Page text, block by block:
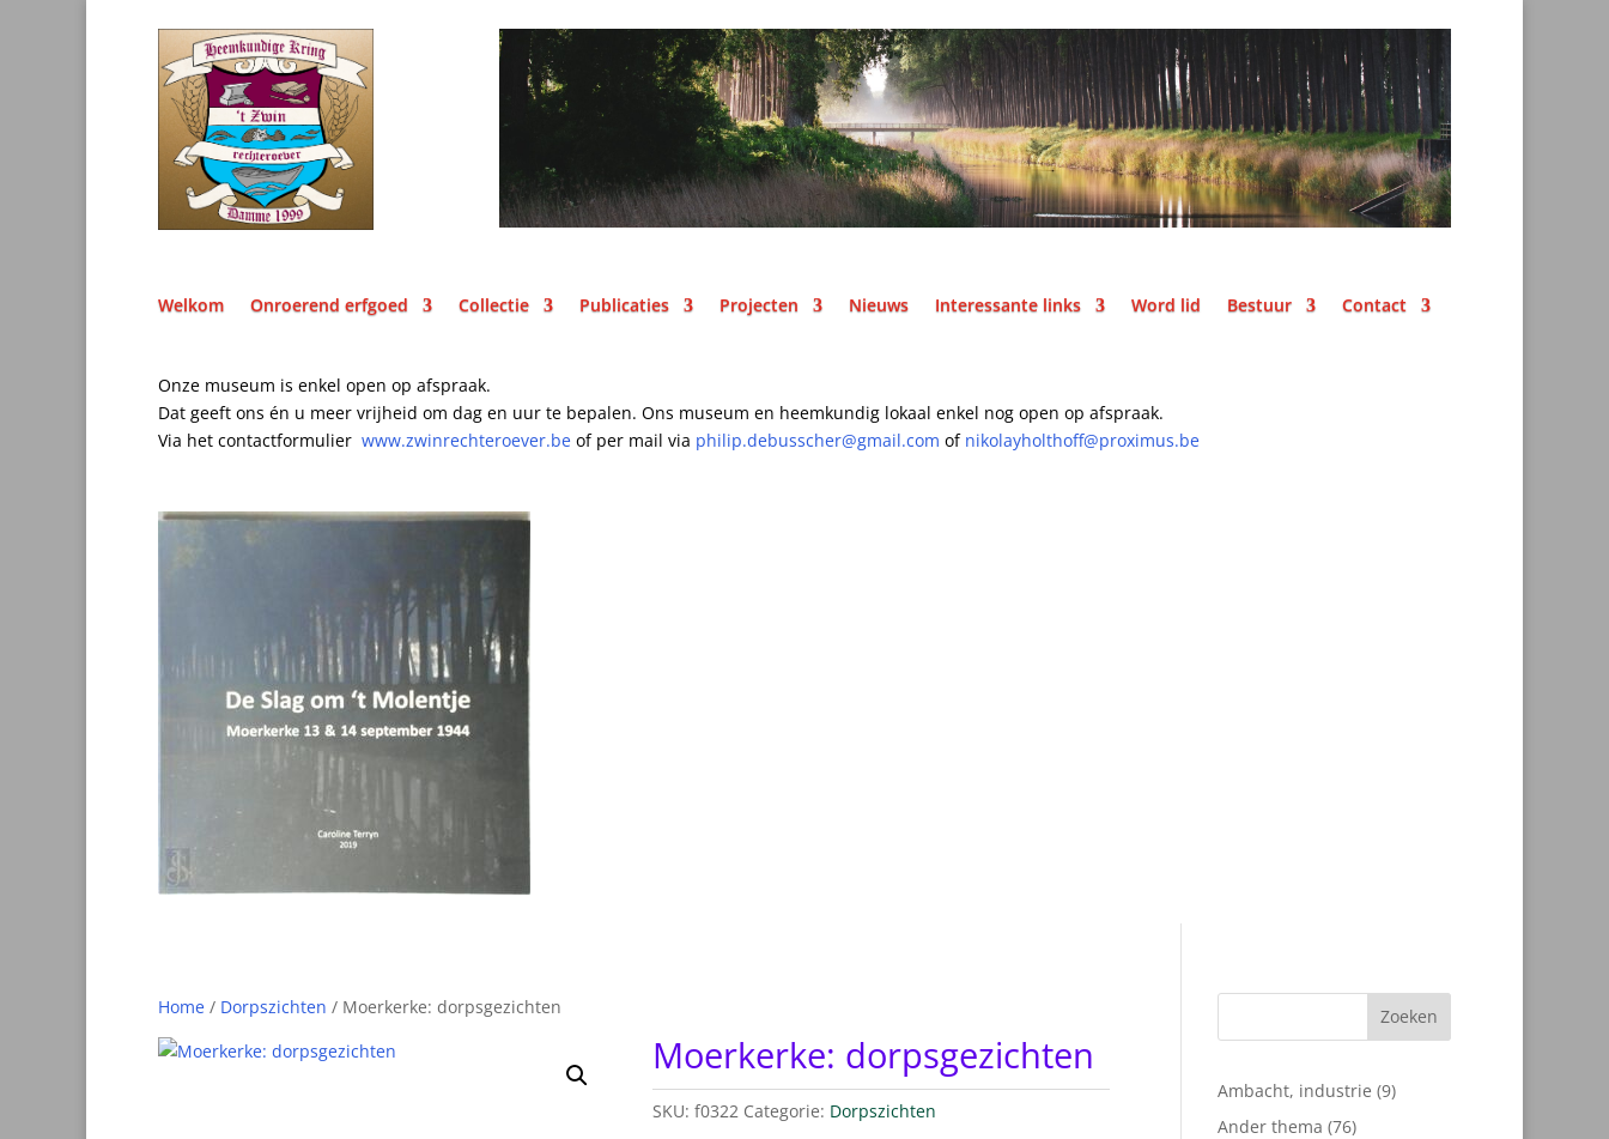
Welkom Onroerend erfgoed Collectie Publicaties Projecten Nieuws Interessante links Word lid Bestuur Contact
Onze museum is enkel open op afspraak.
Dat geeft ons én u meer vrijheid om dag en uur te bepalen. Ons museum en heemkundig lokaal enkel nog open op afspraak.
Via het contactformulier www.zwinrechteroever.be of per mail via philip.debusscher@gmail.com of nikolayholthoff@proximus.be
Home / Dorpszichten / Moerkerke: dorpsgezichten
Moerkerke: dorpsgezichten
SKU:f0322 Categorie: Dorpszichten
Zoeken
Ambacht, industrie 99
Ander thema 7676